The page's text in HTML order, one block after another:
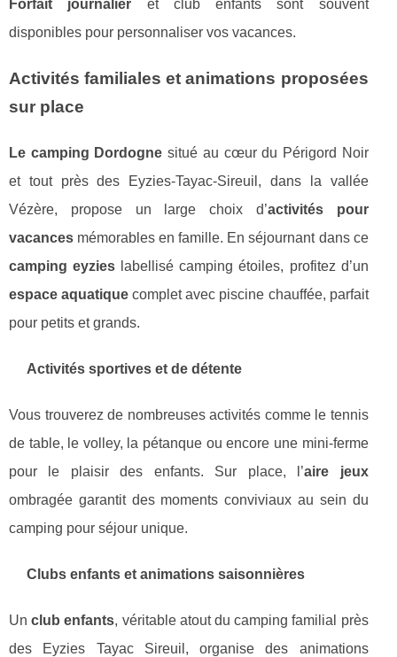
Forfait journalier et club enfants sont souvent
disponibles pour personnaliser vos vacances.
Activités familiales et animations proposées
sur place
Le camping Dordogne situé au cœur du Périgord Noir
et tout près des Eyzies-Tayac-Sireuil, dans la vallée
Vézère, propose un large choix d’activités pour
vacances mémorables en famille. En séjournant dans ce
camping eyzies labellisé camping étoiles, profitez d’un
espace aquatique complet avec piscine chauffée, parfait
pour petits et grands.
Activités sportives et de détente
Vous trouverez de nombreuses activités comme le tennis
de table, le volley, la pétanque ou encore une mini-ferme
pour le plaisir des enfants. Sur place, l’aire jeux
ombragée garantit des moments conviviaux au sein du
camping pour séjour unique.
Clubs enfants et animations saisonnières
Unclub enfants, véritable atout du camping familial près
des Eyzies Tayac Sireuil, organise des animations